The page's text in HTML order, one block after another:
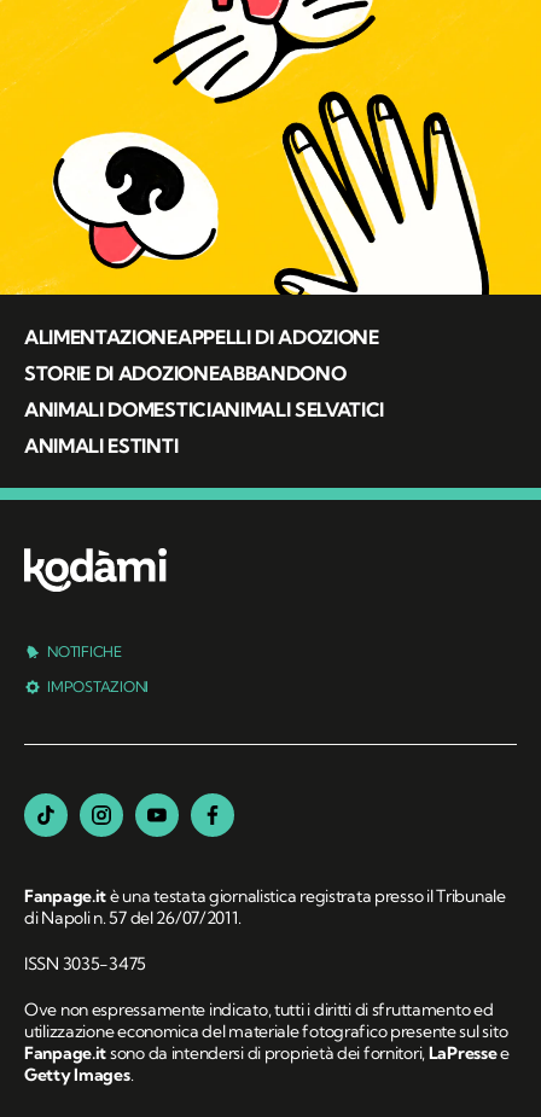
ALIMENTAZIONEAPPELLI DI ADOZIONE
STORIE DI ADOZIONEABBANDONO
ANIMALI DOMESTICIANIMALI SELVATICI
ANIMALI ESTINTI
NOTIFICHE
IMPOSTAZIONI
Fanpage.itè una testata giornalistica registrata presso il Tribunale
di Napoli n. 57 del 26/07/2011.
ISSN 3035-3475
Ove non espressamente indicato, tutti i diritti di sfruttamento ed
utilizzazione economica del materiale fotografico presente sul sito
Fanpage.itsono da intendersi di proprietà dei fornitori,LaPressee
Getty Images.